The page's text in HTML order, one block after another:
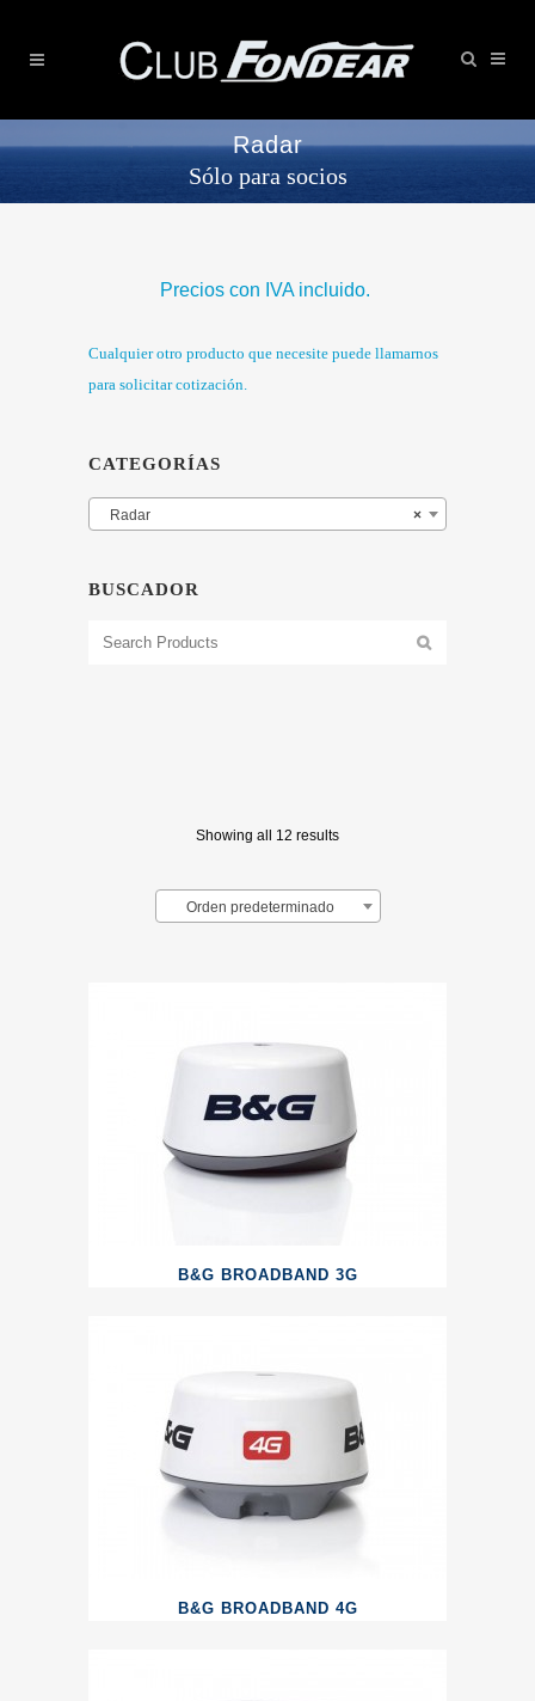
Radar
Sólo para socios
Precios con IVA incluido.
Cualquier otro producto que necesite puede llamarnos
para solicitar cotización.
CATEGORÍAS
×
Radar
BUSCADOR
Showing all 12 results
Orden predeterminado
B&G BROADBAND 3G
B&G BROADBAND 4G